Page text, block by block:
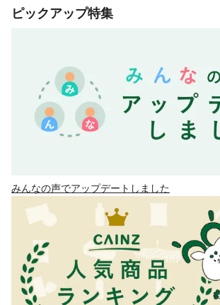
ピックアップ特集
みんなの声でアップデートしました